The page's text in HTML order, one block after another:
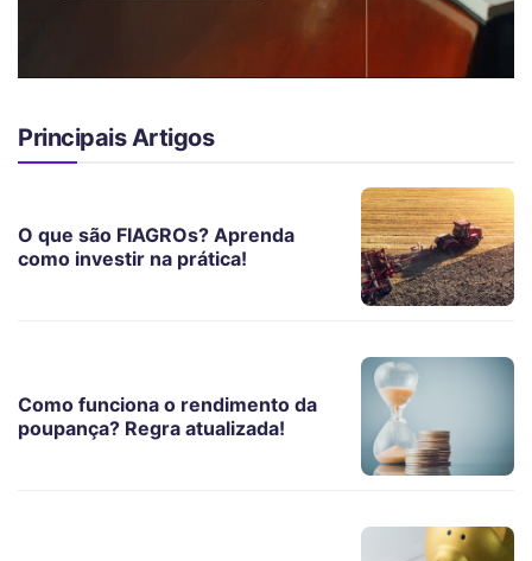
Principais Artigos
O que são FIAGROs? Aprenda
como investir na prática!
Como funciona o rendimento da
poupança? Regra atualizada!